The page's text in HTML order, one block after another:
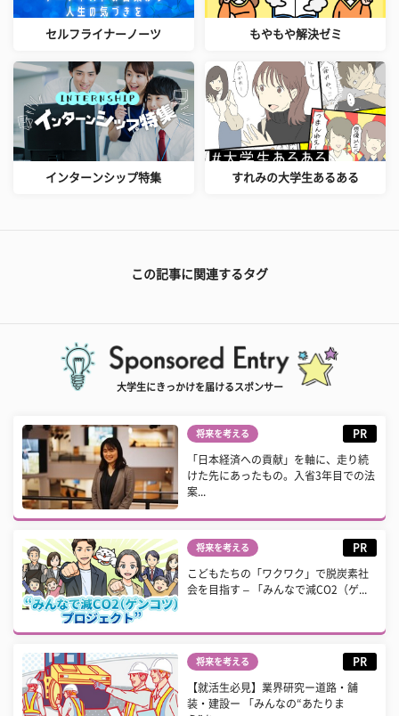
セルフライナーノーツ もやもや解決ゼミ
インターンシップ特集 すれみの大学生あるある
この記事に関連するタグ
大学生にきっかけを届けるスポンサー
将来を考える PR
「日本経済への貢献」を軸に、走り続
けた先にあったもの。入省3年目での法
案...
将来を考える PR
こどもたちの「ワクワク」で脱炭素社
会を目指す – 「みんなで減CO2（ゲ...
将来を考える PR
【就活生必見】業界研究ー道路・舗
装・建設ー 「みんなの“あたりま